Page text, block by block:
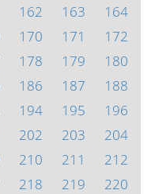
162 163
164
170 171
172
178 179
180
186 187
188
194 195
196
202 203
204
210 211
212
218 219
220